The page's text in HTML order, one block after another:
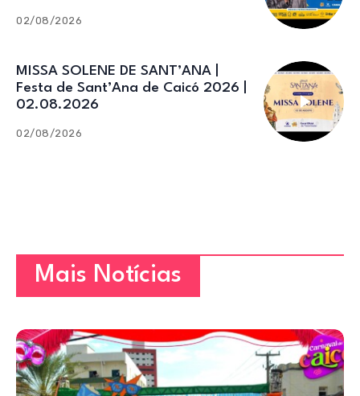
02/08/2026
MISSA SOLENE DE SANT’ANA |
Festa de Sant’Ana de Caicó 2026 |
02.08.2026
02/08/2026
Mais Notícias